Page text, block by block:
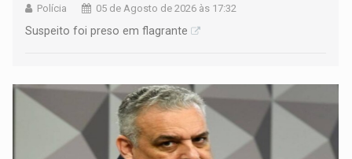
Polícia 05 de Agosto de 2026 às 17:32
Suspeito foi preso em flagrante